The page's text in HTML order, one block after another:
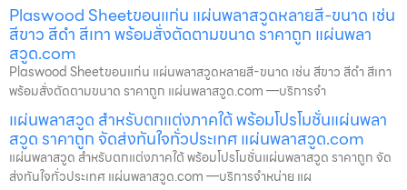
Plaswood Sheetขอนแก่น แผ่นพลาสวูดหลายสี-ขนาด เช่น
สีขาว สีดำ สีเทา พร้อมสั่งตัดตามขนาด ราคาถูก แผ่นพลา
สวูด.com
Plaswood Sheetขอนแก่น แผ่นพลาสวูดหลายสี-ขนาด เช่น สีขาว สีดำ สีเทา
พร้อมสั่งตัดตามขนาด ราคาถูก แผ่นพลาสวูด.com —บริการจำ
แผ่นพลาสวูด สำหรับตกแต่งภาคใต้ พร้อมโปรโมชั่นแผ่นพลา
สวูด ราคาถูก จัดส่งทันใจทั่วประเทศ แผ่นพลาสวูด.com
แผ่นพลาสวูด สำหรับตกแต่งภาคใต้ พร้อมโปรโมชั่นแผ่นพลาสวูด ราคาถูก จัด
ส่งทันใจทั่วประเทศ แผ่นพลาสวูด.com —บริการจำหน่าย แผ